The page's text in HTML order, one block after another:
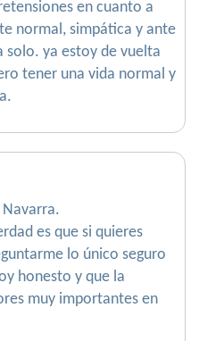
en cuanto a
normal, simpática y ante
ya estoy de vuelta
tener una vida normal y
Navarra.
es que si quieres
lo único seguro
honesto y que la
muy importantes en